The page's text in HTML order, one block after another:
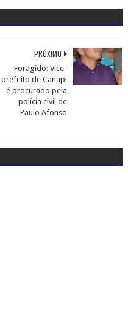
PRÓXIMO
Foragido: Vice-
prefeito de Canapi
é procurado pela
polícia civil de
Paulo Afonso